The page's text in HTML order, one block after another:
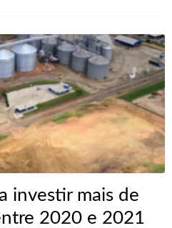
investir mais de
2020 e 2021